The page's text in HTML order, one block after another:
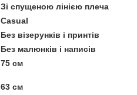
Зі спущеною лінією плеча
Casual
Без візерунків і принтів
Без малюнків і написів
75 см
63 см